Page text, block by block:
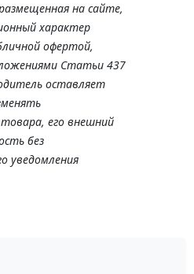
на сайте,
характер
офертой,
Статьи 437
оставляет
его внешний
без
уведомления